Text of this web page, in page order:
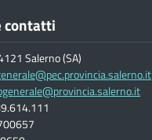
contatti
Salerno (SA)